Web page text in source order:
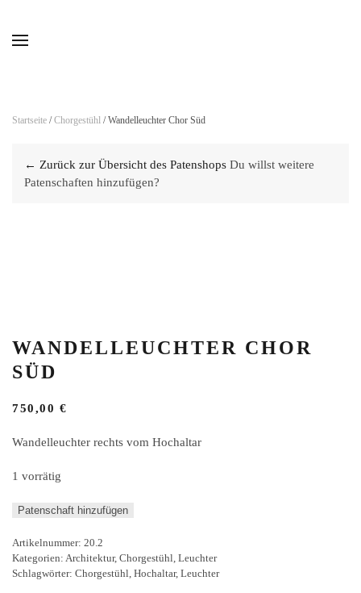
Startseite /Chorgestühl / Wandelleuchter Chor Süd
← Zurück zur Übersicht des Patenshops Du willst weitere
Patenschaften hinzufügen?
WANDELLEUCHTER CHOR
SÜD
750,00 €
Wandelleuchter rechts vom Hochaltar
1 vorrätig
Wandelleuchter
Süd
Menge
Patenschaft hinzufügen
Artikelnummer: 20.2
Kategorien: Architektur, Chorgestühl, Leuchter
Schlagwörter: Chorgestühl, Hochaltar, Leuchter